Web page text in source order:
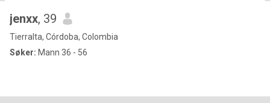
jenxx, 39
Tierralta, Córdoba, Colombia
Søker: Mann 36 - 56